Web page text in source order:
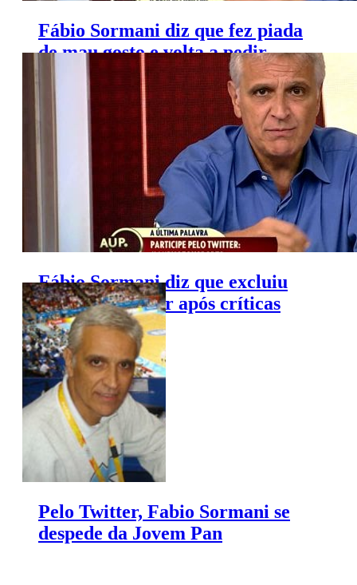
Fábio Sormani diz que fez piada
de mau gosto e volta a pedir
desculpas ao Corinthians
Fábio Sormani diz que excluiu
perfil no Twitter após críticas
Pelo Twitter, Fabio Sormani se
despede da Jovem Pan